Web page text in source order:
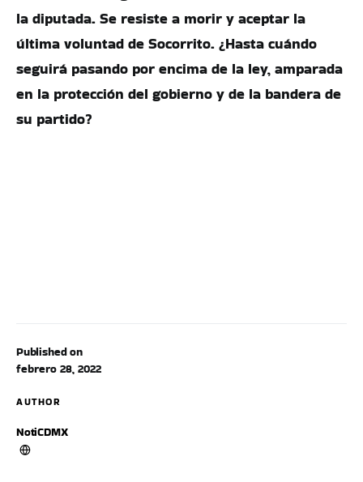
Published on
febrero 28, 2022
AUTHOR
NotiCDMX
la diputada. Se resiste a morir y aceptar la
última voluntad de Socorrito. ¿Hasta cuándo
seguirá pasando por encima de la ley, amparada
en la protección del gobierno y de la bandera de
su partido?